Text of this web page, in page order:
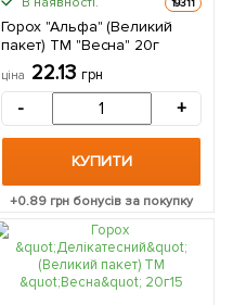
19311
Горох "Альфа" (Великий
пакет) ТМ "Весна" 20г
ціна 22.13 грн
- +
КУПИТИ
+0.89 грн бонусів за покупку